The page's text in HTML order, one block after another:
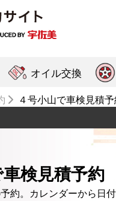
オイル交換
４号小山で車検見積
車検見積予約
約。カレンダーから日